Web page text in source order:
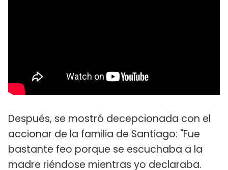
Después, se mostró decepcionada con el
accionar de la familia de Santiago: "Fue
bastante feo porque se escuchaba a la
madre riéndose mientras yo declaraba.